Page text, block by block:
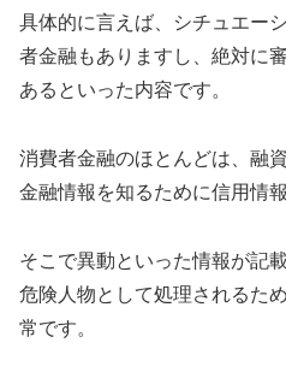
具体的に言えば、シチュエー
者金融もありますし、絶対に
あるといった内容です。
消費者金融のほとんどは、融
金融情報を知るために信用情
そこで異動といった情報が記
危険人物として処理されるた
常です。